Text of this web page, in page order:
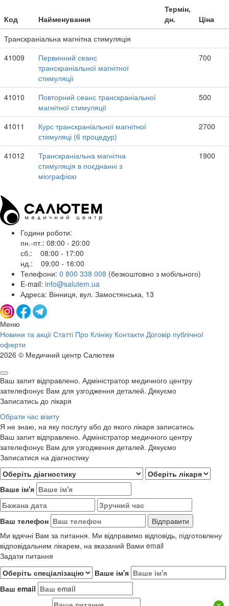
Код Найменування
Термін,
дн.
Ціна
Транскраніальна магнітна стимуляція
41009
Первинний сеанс
транскраніальної магнітної
стимуляції
700
41010
Повторний сеанс транскраніальної
магнітної стимуляції
500
41011
Курс транскраніальної магнітної
стимуляці (6 процедур)
2700
41012
Транскраніальна магнітна
стимуляція в поєднанні з
міографією
1900
Години роботи:
пн.-пт.: 08:00 - 20:00
сб.: 08:00 - 17:00
нд.: 09:00 - 16:00
Телефони: 0 800 338 008 (безкоштовно з мобільного)
E-mail: info@salutem.ua
Адреса: Вінниця, вул. Замостянська, 13
Меню
Новини та акції Статті Про Клініку Контакти Договір публічної
оферти
2026 © Медичний центр Салютем
Ваш запит відправлено. Адміністратор медичного центру
зателефонує Вам для узгодження деталей. Дякуємо
Записатись до лікаря
Обрати час візиту
Я не знаю, на яку послугу або до якого лікаря записатись
Ваш запит відправлено. Адміністратор медичного центру
зателефонує Вам для узгодження деталей. Дякуємо
Записатися на діагностику
Ваше ім'я
Ваш телефон
Ми вдячні Вам за питання. Ми відправимо відповідь, підготовлену
відповідальним лікарем, на вказаний Вами email
Задати питання
Ваше ім'я
Ваш email